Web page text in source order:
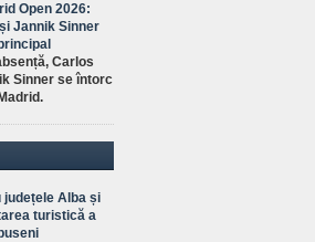
Open 2026:
Jannik Sinner
Carlos
Sinner se întorc
județele Alba și
turistică a